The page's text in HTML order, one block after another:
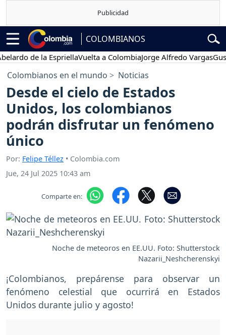
COLOMBIANOS
de la EspriellaVuelta a ColombiaJorge Alfredo VargasGustavo
Colombianos en el mundo Noticias
Desde el cielo de Estados
Unidos, los colombianos
podrán disfrutar un fenómeno
único
Por: Felipe Téllez • Colombia.com
Jue, 24 Jul 2025 10:43 am
Comparte en:
Noche de meteoros en EE.UU. Foto: Shutterstock
Nazarii_Neshcherenskyi
¡Colombianos, prepárense para observar un
fenómeno celestial que ocurrirá en Estados
Unidos durante julio y agosto!